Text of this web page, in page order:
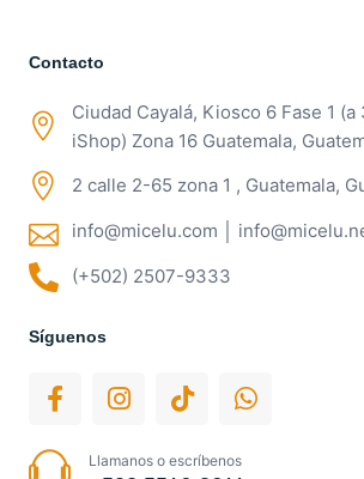
Contacto
Ciudad Cayalá, Kiosco 6 Fase 1
iShop) Zona 16 Guatemala,
2 calle 2-65 zona 1 , Guatemala,
info@micelu.com │
(+502) 2507-9333
Síguenos
Llamanos o escríbenos